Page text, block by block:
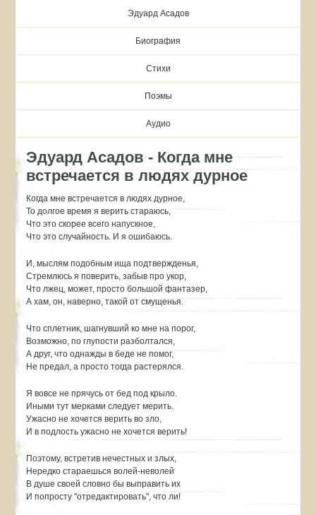
Эдуард Асадов
Биография
Стихи
Поэмы
Аудио
Эдуард Асадов - Когда мне
встречается в людях дурное
Когда мне встречается в людях дурное,
То долгое время я верить стараюсь,
Что это скорее всего напускное,
Что это случайность. И я ошибаюсь.
И, мыслям подобным ища подтвержденья,
Стремлюсь я поверить, забыв про укор,
Что лжец, может, просто большой фантазер,
А хам, он, наверно, такой от смущенья.
Что сплетник, шагнувший ко мне на порог,
Возможно, по глупости разболтался,
А друг, что однажды в беде не помог,
Не предал, а просто тогда растерялся.
Я вовсе не прячусь от бед под крыло.
Иными тут мерками следует мерить.
Ужасно не хочется верить во зло,
И в подлость ужасно не хочется верить!
Поэтому, встретив нечестных и злых,
Нередко стараешься волей-неволей
В душе своей словно бы выправить их
И попросту "отредактировать", что ли!